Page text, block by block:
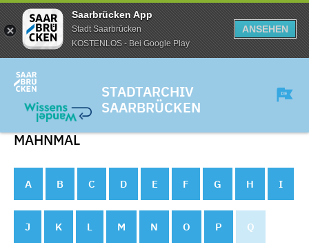
Saarbrücken App
Stadt Saarbrücken
KOSTENLOS - Bei Google Play
ANSEHEN
STADTARCHIV
SAARBRÜCKEN
MAHNMAL
A B C D E F G H I
J K L M N O P Q